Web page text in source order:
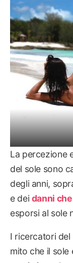
SALUTE
La percezione
del sole sono
degli anni,
e dei danni
esporsi al sole
I ricercatori del
mito che il sole